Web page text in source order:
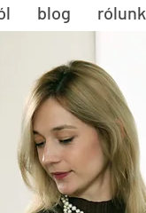
blog rólunk